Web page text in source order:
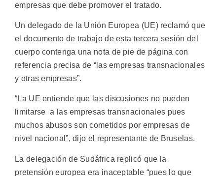
empresas que debe promover el tratado.
Un delegado de la Unión Europea (UE) reclamó que
el documento de trabajo de esta tercera sesión del
cuerpo contenga una nota de pie de página con
referencia precisa de “las empresas transnacionales
y otras empresas”.
“La UE entiende que las discusiones no pueden
limitarse a las empresas transnacionales pues
muchos abusos son cometidos por empresas de
nivel nacional”, dijo el representante de Bruselas.
La delegación de Sudáfrica replicó que la
pretensión europea era inaceptable “pues lo que